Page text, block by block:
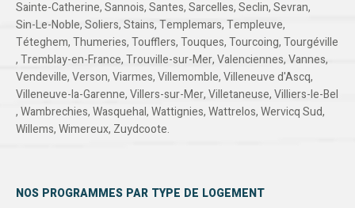
Sainte-Catherine,Sannois,Santes,Sarcelles,Seclin,Sevran,
Sin-Le-Noble,Soliers,Stains,Templemars,Templeuve,
Téteghem,Thumeries,Toufflers,Touques,Tourcoing,Tourgéville
,Tremblay-en-France,Trouville-sur-Mer,Valenciennes,Vannes,
Vendeville,Verson,Viarmes,Villemomble,Villeneuve d'Ascq,
Villeneuve-la-Garenne,Villers-sur-Mer,Villetaneuse,Villiers-le-Bel
,Wambrechies,Wasquehal,Wattignies,Wattrelos,Wervicq Sud,
Willems,Wimereux, Zuydcoote.
NOS PROGRAMMES PAR TYPE DE LOGEMENT